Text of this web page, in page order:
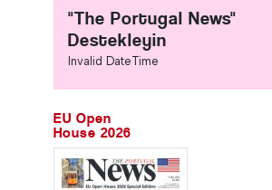
"The Portugal News"
Destekleyin
Invalid DateTime
EU Open
House 2026